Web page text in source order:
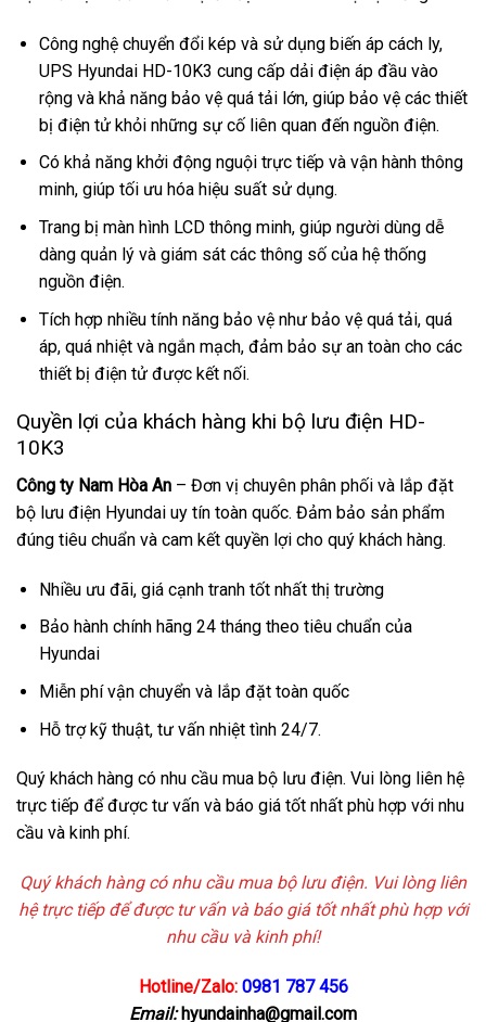
Công nghệ chuyển đổi kép và sử dụng biến áp cách ly,
UPS Hyundai HD-10K3 cung cấp dải điện áp đầu vào
rộng và khả năng bảo vệ quá tải lớn, giúp bảo vệ các thiết
bị điện tử khỏi những sự cố liên quan đến nguồn điện.
Có khả năng khởi động nguội trực tiếp và vận hành thông
minh, giúp tối ưu hóa hiệu suất sử dụng.
Trang bị màn hình LCD thông minh, giúp người dùng dễ
dàng quản lý và giám sát các thông số của hệ thống
nguồn điện.
Tích hợp nhiều tính năng bảo vệ như bảo vệ quá tải, quá
áp, quá nhiệt và ngắn mạch, đảm bảo sự an toàn cho các
thiết bị điện tử được kết nối.
Quyền lợi của khách hàng khi bộ lưu điện HD-
10K3
Công ty Nam Hòa An – Đơn vị chuyên phân phối và lắp đặt
bộ lưu điện Hyundai uy tín toàn quốc. Đảm bảo sản phẩm
đúng tiêu chuẩn và cam kết quyền lợi cho quý khách hàng.
Nhiều ưu đãi, giá cạnh tranh tốt nhất thị trường
Bảo hành chính hãng 24 tháng theo tiêu chuẩn của
Hyundai
Miễn phí vận chuyển và lắp đặt toàn quốc
Hỗ trợ kỹ thuật, tư vấn nhiệt tình 24/7.
Quý khách hàng có nhu cầu mua bộ lưu điện. Vui lòng liên hệ
trực tiếp để được tư vấn và báo giá tốt nhất phù hợp với nhu
cầu và kinh phí.
Quý khách hàng có nhu cầu mua bộ lưu điện. Vui lòng liên
hệ trực tiếp để được tư vấn và báo giá tốt nhất phù hợp với
nhu cầu và kinh phí!
Hotline/Zalo: 0981 787 456
Email:hyundainha@gmail.com